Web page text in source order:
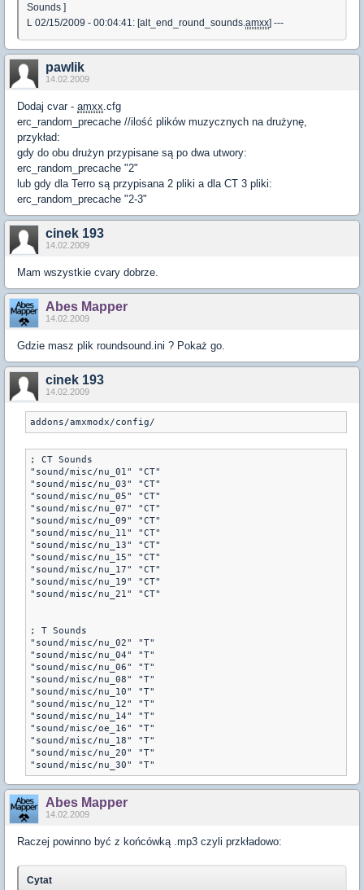
Sounds ]
L 02/15/2009 - 00:04:41: [alt_end_round_sounds.amxx] ---
pawlik
14.02.2009
Dodaj cvar - amxx.cfg
erc_random_precache //ilość plików muzycznych na drużynę,
przykład:
gdy do obu drużyn przypisane są po dwa utwory:
erc_random_precache "2"
lub gdy dla Terro są przypisana 2 pliki a dla CT 3 pliki:
erc_random_precache "2-3"
cinek 193
14.02.2009
Mam wszystkie cvary dobrze.
Abes Mapper
14.02.2009
Gdzie masz plik roundsound.ini ? Pokaż go.
cinek 193
14.02.2009
addons/amxmodx/config/
; CT Sounds
"sound/misc/nu_01" "CT"
"sound/misc/nu_03" "CT"
"sound/misc/nu_05" "CT"
"sound/misc/nu_07" "CT"
"sound/misc/nu_09" "CT"
"sound/misc/nu_11" "CT"
"sound/misc/nu_13" "CT"
"sound/misc/nu_15" "CT"
"sound/misc/nu_17" "CT"
"sound/misc/nu_19" "CT"
"sound/misc/nu_21" "CT"
; T Sounds
"sound/misc/nu_02" "T"
"sound/misc/nu_04" "T"
"sound/misc/nu_06" "T"
"sound/misc/nu_08" "T"
"sound/misc/nu_10" "T"
"sound/misc/nu_12" "T"
"sound/misc/nu_14" "T"
"sound/misc/oe_16" "T"
"sound/misc/nu_18" "T"
"sound/misc/nu_20" "T"
"sound/misc/nu_30" "T"
Abes Mapper
14.02.2009
Raczej powinno być z końcówką .mp3 czyli przkładowo:
Cytat